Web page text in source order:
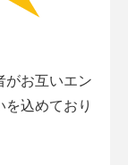
がお互いエン
込めており